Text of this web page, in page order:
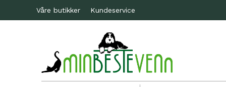
Våre butikker Kundeservice